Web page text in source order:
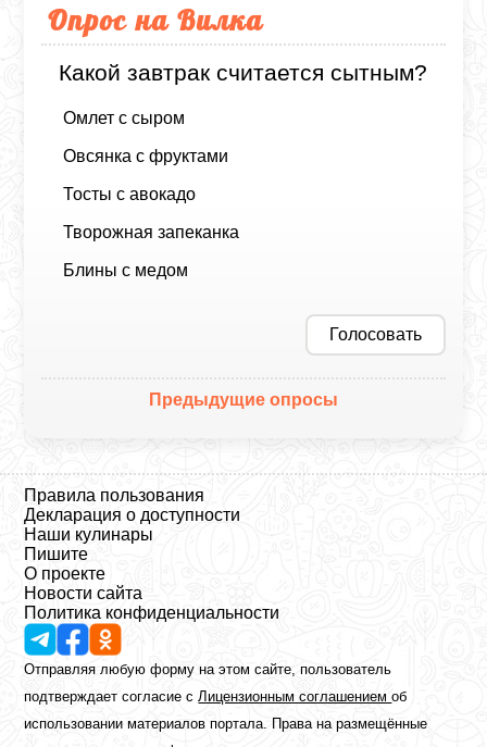
Опрос на Вилка
Какой завтрак считается сытным?
Омлет с сыром
Овсянка с фруктами
Тосты с авокадо
Творожная запеканка
Блины с медом
Голосовать
Предыдущие опросы
Правила пользования
Декларация о доступности
Наши кулинары
Пишите
О проекте
Новости сайта
Политика конфиденциальности
Отправляя любую форму на этом сайте, пользователь
подтверждает согласие сЛицензионным соглашениемоб
использовании материалов портала. Права на размещённые